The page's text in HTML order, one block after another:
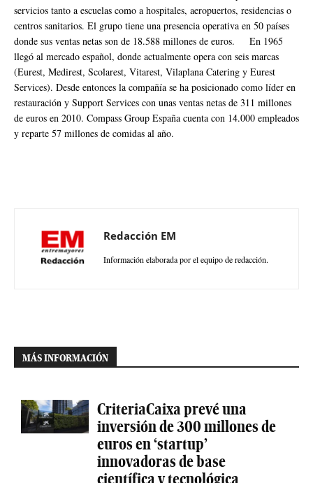
servicios tanto a escuelas como a hospitales, aeropuertos, residencias o
centros sanitarios. El grupo tiene una presencia operativa en 50 países
donde sus ventas netas son de 18.588 millones de euros. En 1965
llegó al mercado español, donde actualmente opera con seis marcas
(Eurest, Medirest, Scolarest, Vitarest, Vilaplana Catering y Eurest
Services). Desde entonces la compañía se ha posicionado como líder en
restauración y Support Services con unas ventas netas de 311 millones
de euros en 2010. Compass Group España cuenta con 14.000 empleados
y reparte 57 millones de comidas al año.
Redacción EM
Información elaborada por el equipo de redacción.
MÁS INFORMACIÓN
CriteriaCaixa prevé una
inversión de 300 millones de
euros en ‘startup’
innovadoras de base
científica y tecnológica